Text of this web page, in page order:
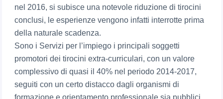
nel 2016, si subisce una notevole riduzione di tirocini
conclusi, le esperienze vengono infatti interrotte prima
della naturale scadenza.
Sono i Servizi per l’impiego i principali soggetti
promotori dei tirocini extra-curriculari, con un valore
complessivo di quasi il 40% nel periodo 2014-2017,
seguiti con un certo distacco dagli organismi di